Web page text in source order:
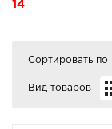
14
Сортировать по
Вид товаров